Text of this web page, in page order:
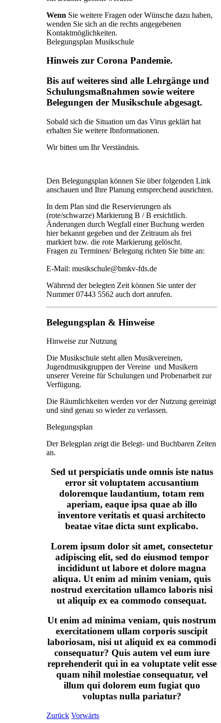
Wenn Sie weitere Fragen oder Wünsche dazu haben,
wenden Sie sich an die rechts angegebenen
Kontaktmöglichkeiten.
Belegungsplan Musikschule
Hinweis zur Corona Pandemie.
Bis auf weiteres sind alle Lehrgänge und
Schulungsmaßnahmen sowie weitere
Belegungen der Musikschule abgesagt.
Sobald sich die Situation um das Virus geklärt hat
erhalten Sie weitere Ibnformationen.
Wir bitten um Ihr Verständnis.
Den Belegungsplan können Sie über folgenden Link
anschauen und Ihre Planung entsprechend ausrichten.
In dem Plan sind die Reservierungen als
(rote/schwarze) Markierung B / B ersichtlich.
Änderungen durch Wegfall einer Buchung werden
hier bekannt gegeben und der Zeitraum als frei
markiert bzw. die rote Markierung gelöscht.
Fragen zu Terminen/ Belegung richten Sie bitte an:
E-Mail: musikschule@bmkv-fds.de
Während der belegten Zeit können Sie unter der
Nummer 07443 5562 auch dort anrufen.
Belegungsplan & Hinweise
Hinweise zur Nutzung
Die Musikschule steht allen Musikvereinen,
Jugendmusikgruppen der Vereine und Musikern
unserer Vereine für Schulungen und Probenarbeit zur
Verfügung.
Die Räumlichkeiten werden vor der Nutzung gereinigt
und sind genau so wieder zu verlassen.
Belegungsplan
Der Belegplan zeigt die Belegt- und Buchbaren Zeiten
an.
Sed ut perspiciatis unde omnis iste natus
error sit voluptatem accusantium
doloremque laudantium, totam rem
aperiam, eaque ipsa quae ab illo
inventore veritatis et quasi architecto
beatae vitae dicta sunt explicabo.
Lorem ipsum dolor sit amet, consectetur
adipiscing elit, sed do eiusmod tempor
incididunt ut labore et dolore magna
aliqua. Ut enim ad minim veniam, quis
nostrud exercitation ullamco laboris nisi
ut aliquip ex ea commodo consequat.
Ut enim ad minima veniam, quis nostrum
exercitationem ullam corporis suscipit
laboriosam, nisi ut aliquid ex ea commodi
consequatur? Quis autem vel eum iure
reprehenderit qui in ea voluptate velit esse
quam nihil molestiae consequatur, vel
illum qui dolorem eum fugiat quo
voluptas nulla pariatur?
Zurück Vorwärts